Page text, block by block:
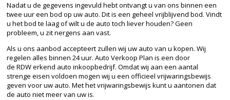
Nadat u de gegevens ingevuld hebt ontvangt u van ons binnen een
twee uur een bod op uw auto. Dit is een geheel vrijblijvend bod. Vindt
u het bod te laag of wilt u de auto toch lieverhouden? Geen
probleem, u zit nergens aan vast.
Als u ons aanbod accepteert zullen wij uw auto van u kopen. Wij
regelen alles binnen 24 uur. Auto Verkoop Plan is een door
deRDWerkend auto inkoopbedrijf. Omdat wij aan een aantal
strenge eisen voldoen mogen wij u een officieel vrijwaringsbewijs
geven voor uw auto. Met het vrijwaringsbewijs kunt u aantonen dat
de auto niet meer van uw is.